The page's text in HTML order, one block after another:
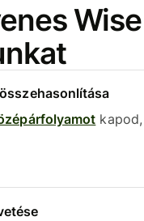
Wise
kapod,